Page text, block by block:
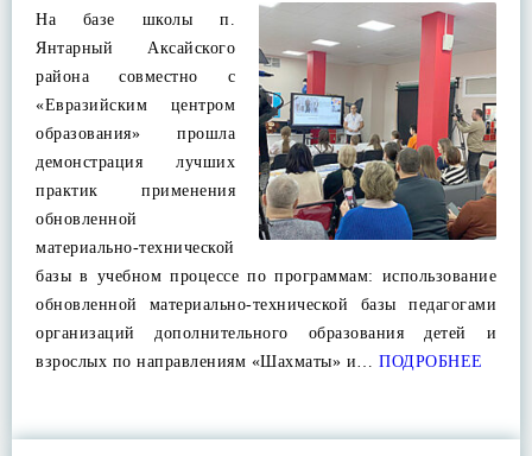
На базе школы п.
Янтарный Аксайского
района совместно с
«Евразийским центром
образования» прошла
демонстрация лучших
практик применения
обновленной
материально-технической
базы в учебном процессе по программам: использование
обновленной материально-технической базы педагогами
организаций дополнительного образования детей и
взрослых по направлениям «Шахматы» и… ПОДРОБНЕЕ